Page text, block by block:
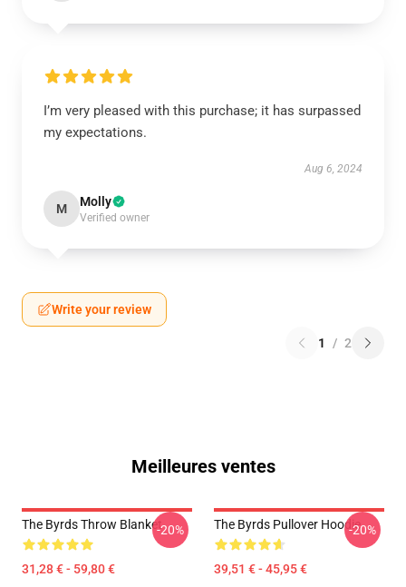
I’m very pleased with this purchase; it has surpassed
my expectations.
Aug 6, 2024
M Molly
Verified owner
Write your review
1 / 2
Meilleures ventes
The Byrds Throw Blanket
31,28 € - 59,80 €
-20% The Byrds Pullover Hoodie
39,51 € - 45,95 €
-20%